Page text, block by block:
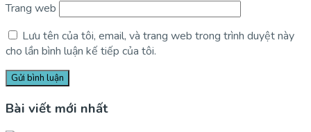
Trang web
Lưu tên của tôi, email, và trang web trong trình duyệt này
cho lần bình luận kế tiếp của tôi.
Bài viết mới nhất